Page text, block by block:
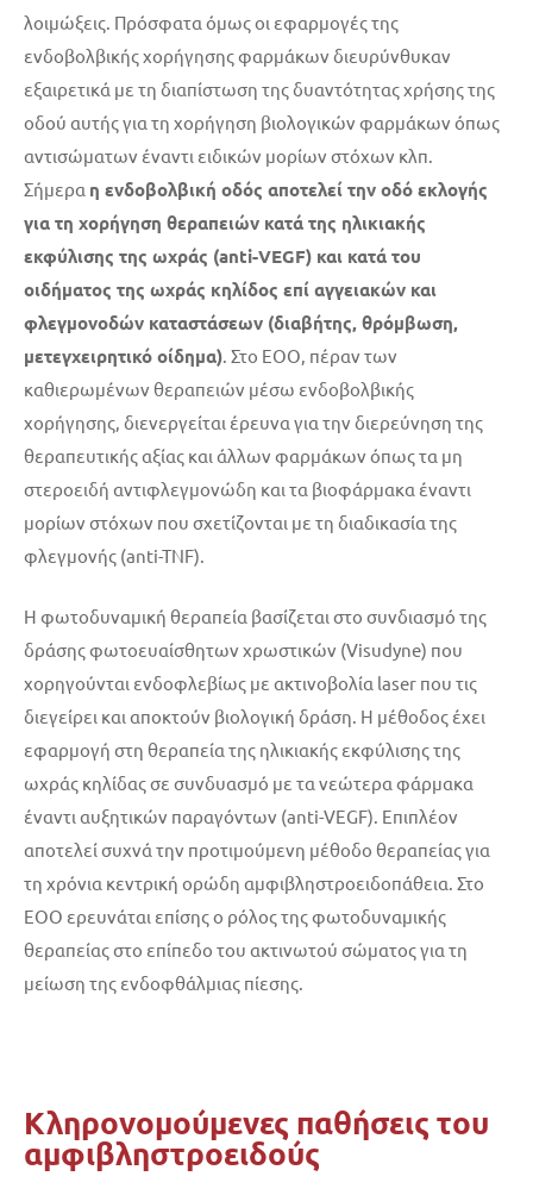
λοιμώξεις. Πρόσφατα όμως οι εφαρμογές της
ενδοβολβικής χορήγησης φαρμάκων διευρύνθυκαν
εξαιρετικά με τη διαπίστωση της δυαντότητας χρήσης της
οδού αυτής για τη χορήγηση βιολογικών φαρμάκων όπως
αντισώματων έναντι ειδικών μορίων στόχων κλπ.
Σήμερα η ενδοβολβική οδός αποτελεί την οδό εκλογής
για τη χορήγηση θεραπειών κατά της ηλικιακής
εκφύλισης της ωχράς (anti-VEGF) και κατά του
οιδήματος της ωχράς κηλίδος επί αγγειακών και
φλεγμονοδών καταστάσεων (διαβήτης, θρόμβωση,
μετεγχειρητικό οίδημα). Στο ΕΟΟ, πέραν των
καθιερωμένων θεραπειών μέσω ενδοβολβικής
χορήγησης, διενεργείται έρευνα για την διερεύνηση της
θεραπευτικής αξίας και άλλων φαρμάκων όπως τα μη
στεροειδή αντιφλεγμονώδη και τα βιοφάρμακα έναντι
μορίων στόχων που σχετίζονται με τη διαδικασία της
φλεγμονής (anti-TNF).
Η φωτοδυναμική θεραπεία βασίζεται στο συνδιασμό της
δράσης φωτοευαίσθητων χρωστικών (Visudyne) που
χορηγούνται ενδοφλεβίως με ακτινοβολία laser που τις
διεγείρει και αποκτούν βιολογική δράση. Η μέθοδος έχει
εφαρμογή στη θεραπεία της ηλικιακής εκφύλισης της
ωχράς κηλίδας σε συνδυασμό με τα νεώτερα φάρμακα
έναντι αυξητικών παραγόντων (anti-VEGF). Επιπλέον
αποτελεί συχνά την προτιμούμενη μέθοδο θεραπείας για
τη χρόνια κεντρική ορώδη αμφιβληστροειδοπάθεια. Στο
ΕΟΟ ερευνάται επίσης ο ρόλος της φωτοδυναμικής
θεραπείας στο επίπεδο του ακτινωτού σώματος για τη
μείωση της ενδοφθάλμιας πίεσης.
Κληρονομούμενες παθήσεις του
αμφιβληστροειδούς